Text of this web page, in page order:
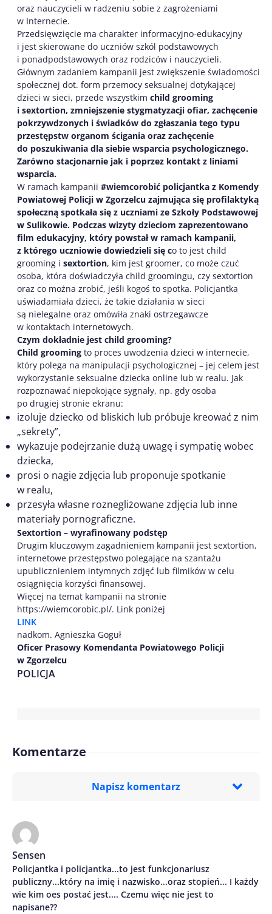
oraz nauczycieli w radzeniu sobie z zagrożeniami
w Internecie.
Przedsięwzięcie ma charakter informacyjno-edukacyjny
i jest skierowane do uczniów szkól podstawowych
i ponadpodstawowych oraz rodziców i nauczycieli.
Głównym zadaniem kampanii jest zwiększenie świadomości
społecznej dot. form przemocy seksualnej dotykającej
dzieci w sieci, przede wszystkim child grooming
i sextortion, zmniejszenie stygmatyzacji ofiar, zachęcenie
pokrzywdzonych i świadków do zgłaszania tego typu
przestępstw organom ścigania oraz zachęcenie
do poszukiwania dla siebie wsparcia psychologicznego.
Zarówno stacjonarnie jak i poprzez kontakt z liniami
wsparcia.
W ramach kampanii #wiemcorobić policjantka z Komendy
Powiatowej Policji w Zgorzelcu zajmująca się profilaktyką
społeczną spotkała się z uczniami ze Szkoły Podstawowej
w Sulikowie. Podczas wizyty dzieciom zaprezentowano
film edukacyjny, który powstał w ramach kampanii,
z którego uczniowie dowiedzieli się co to jest child
grooming i sextortion, kim jest groomer, co może czuć
osoba, która doświadczyła child groomingu, czy sextortion
oraz co można zrobić, jeśli kogoś to spotka. Policjantka
uświadamiała dzieci, że takie działania w sieci
są nielegalne oraz omówiła znaki ostrzegawcze
w kontaktach internetowych.
Czym dokładnie jest child grooming?
Child grooming to proces uwodzenia dzieci w internecie,
który polega na manipulacji psychologicznej – jej celem jest
wykorzystanie seksualne dziecka online lub w realu. Jak
rozpoznawać niepokojące sygnały, np. gdy osoba
po drugiej stronie ekranu:
izoluje dziecko od bliskich lub próbuje kreować z nim
„sekrety”,
wykazuje podejrzanie dużą uwagę i sympatię wobec
dziecka,
prosi o nagie zdjęcia lub proponuje spotkanie
w realu,
przesyła własne roznegliżowane zdjęcia lub inne
materiały pornograficzne.
Sextortion – wyrafinowany podstęp
Drugim kluczowym zagadnieniem kampanii jest sextortion,
internetowe przestępstwo polegające na szantażu
upublicznieniem intymnych zdjęć lub filmików w celu
osiągnięcia korzyści finansowej.
Więcej na temat kampanii na stronie
https://wiemcorobic.pl/. Link poniżej
LINK
nadkom. Agnieszka Goguł
Oficer Prasowy Komendanta Powiatowego Policji
w Zgorzelcu
POLICJA
Komentarze
Napisz komentarz
Treść komentarza*
Imię/ Nick*
Sensen
Policjantka i policjantka...to jest funkcjonariusz
publiczny...który na imię i nazwisko...oraz stopień... I każdy
wie kim oes postać jest.... Czemu więc nie jest to
napisane??